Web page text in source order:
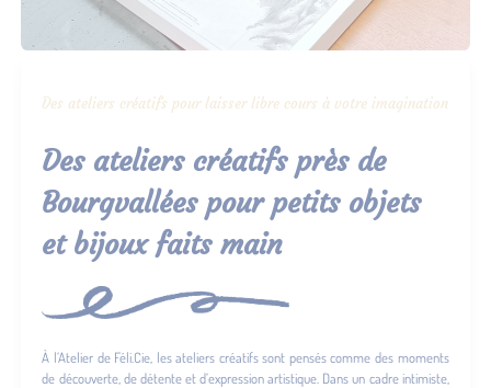
Des ateliers créatifs pour laisser libre cours à votre imagination
Des ateliers créatifs près de
Bourgvallées pour petits objets
et bijoux faits main
À l’Atelier de Féli.Cie, les ateliers créatifs sont pensés comme des moments
de découverte, de détente et d’expression artistique. Dans un cadre intimiste,